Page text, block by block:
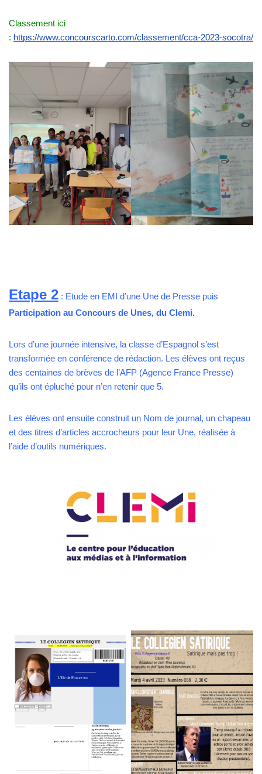
Classement ici
: https://www.concourscarto.com/classement/cca-2023-socotra/
Etape 2 : Etude en EMI d’une Une de Presse puis
Participation au Concours de Unes, du Clemi.
Lors d’une journée intensive, la classe d’Espagnol s’est
transformée en conférence de rédaction. Les élèves ont reçus
des centaines de brèves de l’AFP (Agence France Presse)
qu’ils ont épluché pour n’en retenir que 5.
Les élèves ont ensuite construit un Nom de journal, un chapeau
et des titres d’articles accrocheurs pour leur Une, réalisée à
l’aide d’outils numériques.